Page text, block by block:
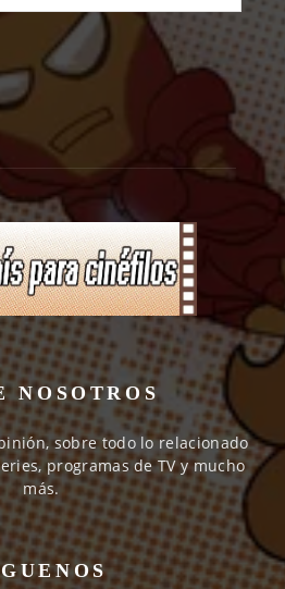
NOSOTROS
sobre todo lo relacionado
programas de TV y mucho
más.